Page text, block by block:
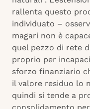
rallenta questo
individuato –
magari non è
quel pezzo di rete
proprio per
sforzo finanziario
il valore residuo lo
quindi si tende a